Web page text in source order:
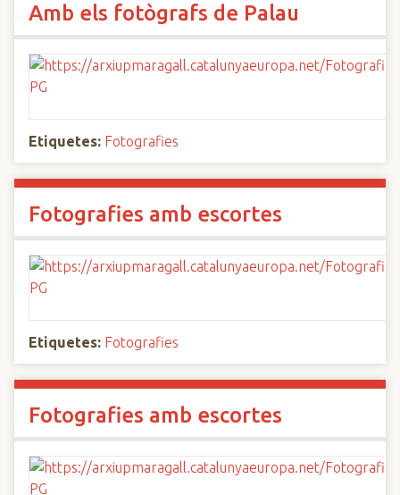
Amb els fotògrafs de Palau
Etiquetes: Fotografies
Fotografies amb escortes
Etiquetes: Fotografies
Fotografies amb escortes